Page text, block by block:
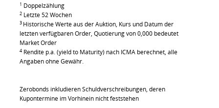
1 Doppelzählung
2 Letzte 52 Wochen
3 Historische Werte aus der Auktion, Kurs und Datum der
letzten verfügbaren Order, Quotierung von 0,000 bedeutet
Market Order
4 Rendite p.a. (yield to Maturity) nach ICMA berechnet, alle
Angaben ohne Gewähr.
Zerobonds inkludieren Schuldverschreibungen, deren
Kupontermine im Vorhinein nicht feststehen